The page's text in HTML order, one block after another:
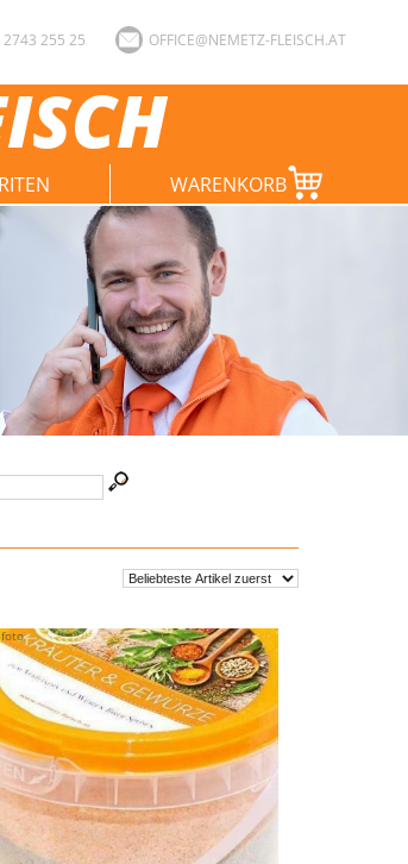
2743 255 25 OFFICE@NEMETZ-FLEISCH.AT
WARENKORB